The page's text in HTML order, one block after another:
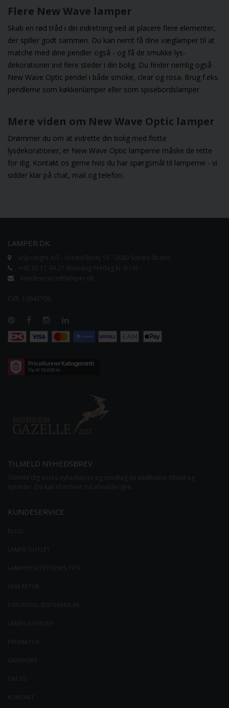
Flere New Wave lamper
Skab en rød tråd i din indretning ved at placere flere elementer,
der spiller godt sammen. Du kan nemt få dine væglamper til at
matche med dine pendler også - og få de smukke lys-
dekorationer ind flere steder i din bolig. Du finder nemlig også
New Wave Optic pendel i både smoke, clear og rosa. Brug f.eks.
pendlerne som køkkenlamper eller som spisebordslamper.
Mere viden om New Wave Optic lamper
Drømmer du om at indrette din bolig med flotte
lysdekorationer, er New Wave Optic lamperne måske de rette
for dig. Kontakt os gerne hvis du har spørgsmål til lamperne - vi
sidder klar på chat, mail og telefon.
LAMPER.DK
TILMELD NYHEDSBREV
KUNDESERVICE